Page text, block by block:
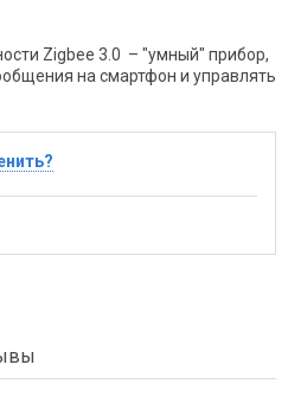
Zigbee 3.0 – "умный" прибор,
на смартфон и управлять